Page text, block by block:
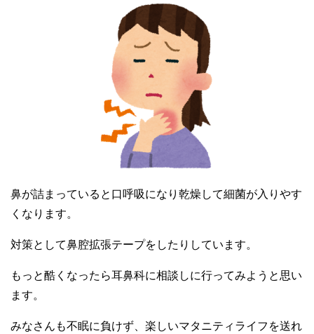
鼻が詰まっていると口呼吸になり乾燥して細菌が入りやす
くなります。
対策として鼻腔拡張テープをしたりしています。
もっと酷くなったら耳鼻科に相談しに行ってみようと思い
ます。
みなさんも不眠に負けず、楽しいマタニティライフを送れ